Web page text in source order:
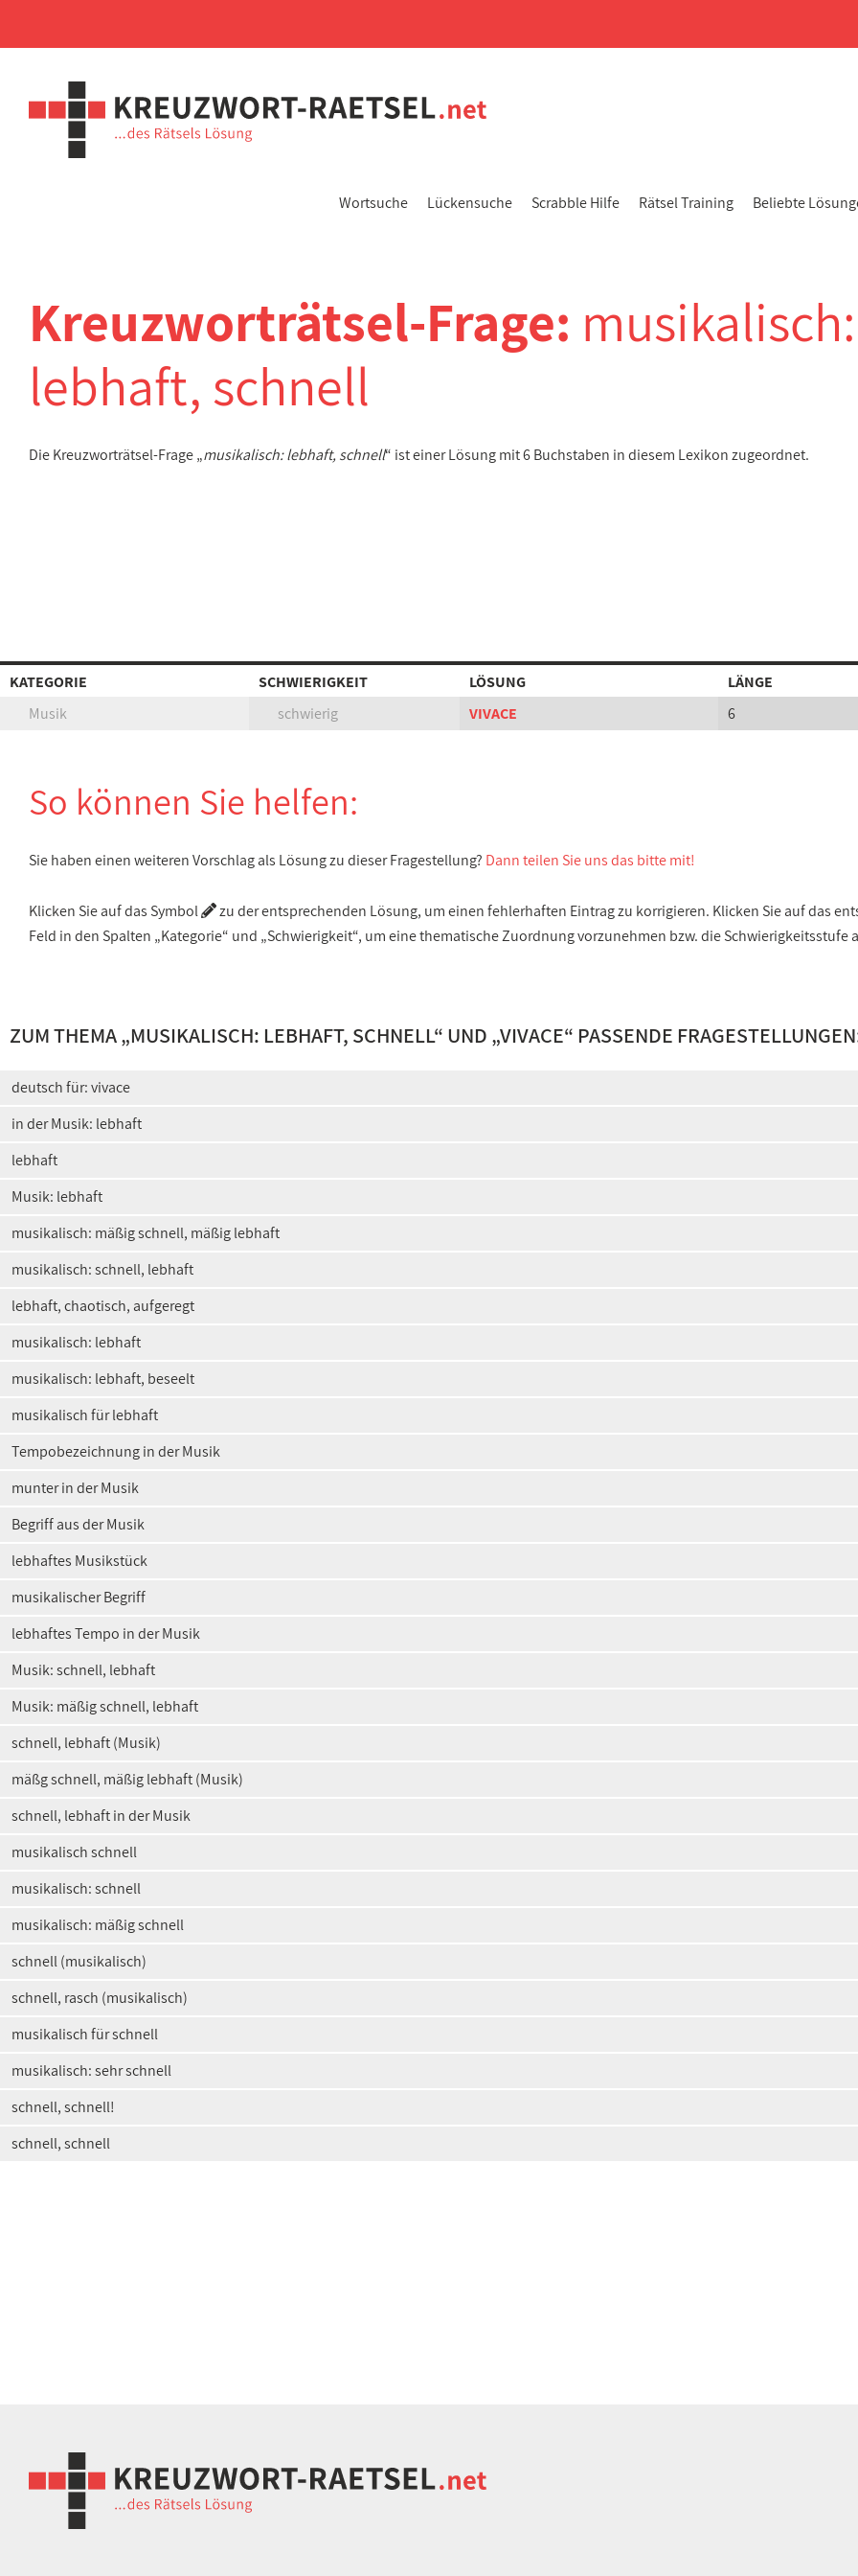
Wortsuche Lückensuche Scrabble Hilfe Rätsel Training Beliebte
Kreuzworträtsel-Frage: musikalisch:
lebhaft, schnell
Die Kreuzworträtsel-Frage „musikalisch: lebhaft, schnell“ ist einer Lösung mit 6 Buchstaben in diesem Lexikon zugeordnet.
KATEGORIE SCHWIERIGKEIT LÖSUNG
LÄNGE
Musik
schwierig VIVACE 6
So können Sie helfen:
Sie haben einen weiteren Vorschlag als Lösung zu dieser Fragestellung? Dann teilen Sie uns das bitte mit!
Klicken Sie auf das Symbol
zu der entsprechenden Lösung, um einen fehlerhaften Eintrag zu korrigieren. Klicken Sie auf das
Feld in den Spalten „Kategorie“ und „Schwierigkeit“, um eine thematische Zuordnung vorzunehmen bzw. die Schwierigkeitsstufe
ZUM THEMA „MUSIKALISCH: LEBHAFT, SCHNELL“ UND „VIVACE“ PASSENDE
deutsch für: vivace
in der Musik: lebhaft
lebhaft
Musik: lebhaft
musikalisch: mäßig schnell, mäßig lebhaft
musikalisch: schnell, lebhaft
lebhaft, chaotisch, aufgeregt
musikalisch: lebhaft
musikalisch: lebhaft, beseelt
musikalisch für lebhaft
Tempobezeichnung in der Musik
munter in der Musik
Begriff aus der Musik
lebhaftes Musikstück
musikalischer Begriff
lebhaftes Tempo in der Musik
Musik: schnell, lebhaft
Musik: mäßig schnell, lebhaft
schnell, lebhaft (Musik)
mäßg schnell, mäßig lebhaft (Musik)
schnell, lebhaft in der Musik
musikalisch schnell
musikalisch: schnell
musikalisch: mäßig schnell
schnell (musikalisch)
schnell, rasch (musikalisch)
musikalisch für schnell
musikalisch: sehr schnell
schnell, schnell!
schnell, schnell